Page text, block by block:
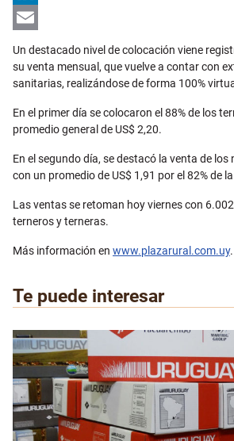
LinkedIn
Email
Un destacado nivel de colocación viene
su venta mensual, que vuelve a contar con
sanitarias, realizándose de forma 100%
En el primer día se colocaron el 88% de los
promedio general de US$ 2,20.
En el segundo día, se destacó la venta de los
con un promedio de US$ 1,91 por el 82% de
Las ventas se retoman hoy viernes con
terneros y terneras.
Más información en www.plazarural.com.uy.
Te puede interesar